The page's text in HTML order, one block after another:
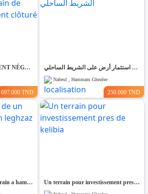
Forfait PRIX LARGEMENT NÉGOCIABLE Terrain de 8200m² entièrement clôturé à HAMMAMET
697.000 TND
فرصة استثمار أرض على الشريط الساحلي
Nabeul , Hammam Ghezèze
250.000 TND
Bonne occasion de un terrain a hammam leghzaz Un terrain pour investissement pres de kelibia